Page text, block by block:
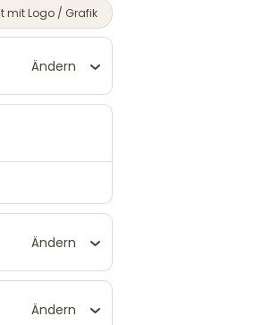
mit Logo / Grafik
Ändern
Ändern
Ändern